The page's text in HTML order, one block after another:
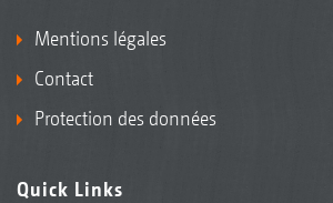
Mentions légales
Contact
Protection des données
Quick Links